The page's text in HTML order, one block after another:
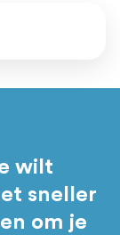
wilt
sneller
om je